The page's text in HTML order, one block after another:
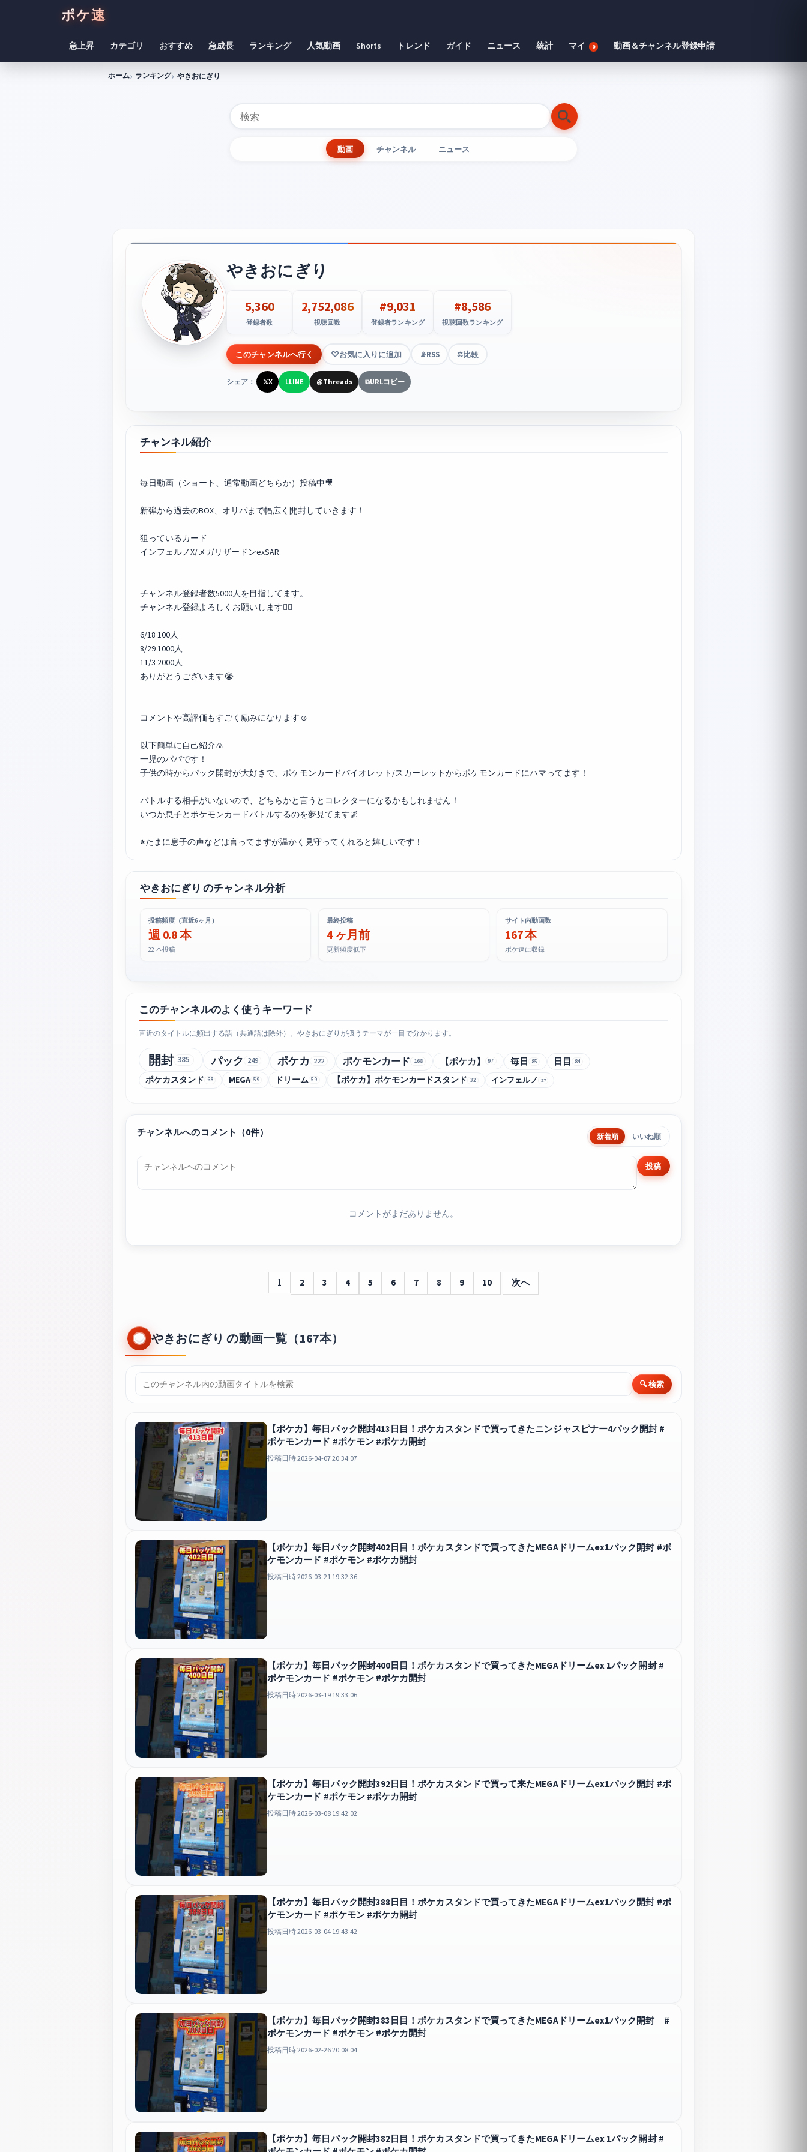
ポケ速
急上昇 カテゴリ おすすめ 急成長 ランキング 人気動画 Shorts トレンド ガイド ニュース 統計 マイ 0 動画＆チャンネル登録申請
ホーム ランキング やきおにぎり
動画 チャンネル ニュース
やきおにぎり
5,360
登録者数
2,752,086
視聴回数
#9,031
登録者ランキング
#8,586
視聴回数ランキング
このチャンネルへ行く お気に入りに追加 📡RSS ⚖️比較
シェア： 𝕏X LLINE @Threads ⧉URLコピー
チャンネル紹介
毎日動画（ショート、通常動画どちらか）投稿中🎥
新弾から過去のBOX、オリパまで幅広く開封していきます！
狙っているカード
インフェルノX/メガリザードンexSAR
チャンネル登録者数5000人を目指してます。
チャンネル登録よろしくお願いします🙇‍♂️
6/18 100人
8/29 1000人
11/3 2000人
ありがとうございます😭
コメントや高評価もすごく励みになります☺️
以下簡単に自己紹介🍙
一児のパパです！
子供の時からパック開封が大好きで、ポケモンカードバイオレット/スカーレットからポケモンカードにハマってます！
バトルする相手がいないので、どちらかと言うとコレクターになるかもしれません！
いつか息子とポケモンカードバトルするのを夢見てます🌌
※たまに息子の声などは言ってますが温かく見守ってくれると嬉しいです！
やきおにぎり のチャンネル分析
投稿頻度（直近6ヶ月）
週 0.8 本
22 本投稿
最終投稿
4 ヶ月前
更新頻度低下
サイト内動画数
167 本
ポケ速に収録
このチャンネルのよく使うキーワード
直近のタイトルに頻出する語（共通語は除外）。やきおにぎりが扱うテーマが一目で分かります。
開封 385 パック 249 ポケカ 222 ポケモンカード 168 【ポケカ】 97 毎日 85 日目 84
ポケカスタンド 68 MEGA 59 ドリーム 59 【ポケカ】ポケモンカードスタンド 32 インフェルノ 27
チャンネルへのコメント（0件） 新着順 いいね順
投稿
コメントがまだありません。
1 2 3 4 5 6 7 8 9 10 次へ
やきおにぎり の動画一覧（167本）
🔍 検索
【ポケカ】毎日パック開封413日目！ポケカスタンドで買ってきたニンジャスピナー4パック開封 #
ポケモンカード #ポケモン #ポケカ開封
投稿日時 2026-04-07 20:34:07
【ポケカ】毎日パック開封402日目！ポケカスタンドで買ってきたMEGAドリームex1パック開封 #ポ
ケモンカード #ポケモン #ポケカ開封
投稿日時 2026-03-21 19:32:36
【ポケカ】毎日パック開封400日目！ポケカスタンドで買ってきたMEGAドリームex 1パック開封 #
ポケモンカード #ポケモン #ポケカ開封
投稿日時 2026-03-19 19:33:06
【ポケカ】毎日パック開封392日目！ポケカスタンドで買って来たMEGAドリームex1パック開封 #ポ
ケモンカード #ポケモン #ポケカ開封
投稿日時 2026-03-08 19:42:02
【ポケカ】毎日パック開封388日目！ポケカスタンドで買ってきたMEGAドリームex1パック開封 #ポ
ケモンカード #ポケモン #ポケカ開封
投稿日時 2026-03-04 19:43:42
【ポケカ】毎日パック開封383日目！ポケカスタンドで買ってきたMEGAドリームex1パック開封 #
ポケモンカード #ポケモン #ポケカ開封
投稿日時 2026-02-26 20:08:04
【ポケカ】毎日パック開封382日目！ポケカスタンドで買ってきたMEGAドリームex 1パック開封 #